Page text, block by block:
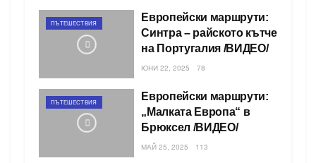
ПЪТЕШЕСТВИЯ
Европейски маршрути:
Синтра – райското кътче
на Португалия /ВИДЕО/
ЮНИ 22, 2025 78
ПЪТЕШЕСТВИЯ
Европейски маршрути:
„Малката Европа“ в
Брюксел /ВИДЕО/
МАЙ 25, 2025 113